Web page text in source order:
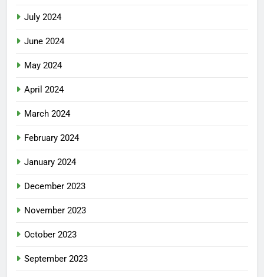
July 2024
June 2024
May 2024
April 2024
March 2024
February 2024
January 2024
December 2023
November 2023
October 2023
September 2023